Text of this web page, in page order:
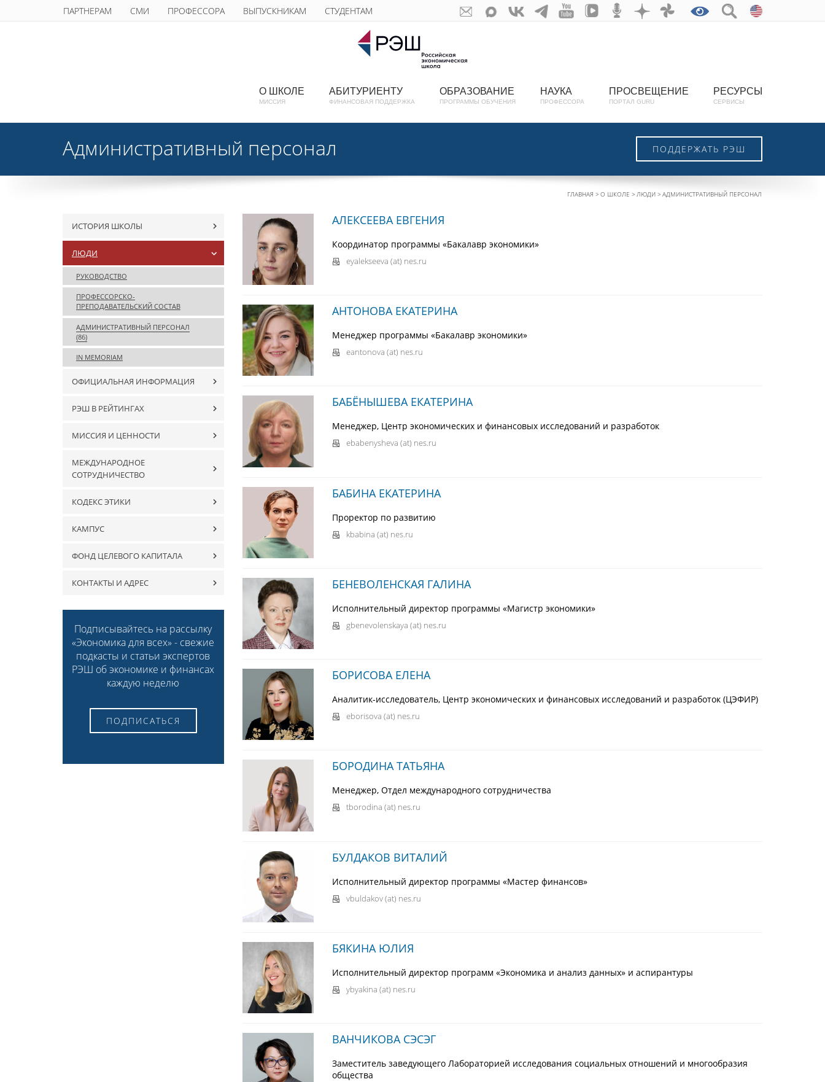
ПАРТНЕРАМ СМИ ПРОФЕССОРА ВЫПУСКНИКАМ СТУДЕНТАМ
О ШКОЛЕ
МИССИЯ
АБИТУРИЕНТУ
ФИНАНСОВАЯ ПОДДЕРЖКА
ОБРАЗОВАНИЕ
ПРОГРАММЫ ОБУЧЕНИЯ
НАУКА
ПРОФЕССОРА
ПРОСВЕЩЕНИЕ
ПОРТАЛ GURU
РЕСУРСЫ
СЕРВИСЫ
Административный персонал ПОДДЕРЖАТЬ РЭШ
ГЛАВНАЯ О ШКОЛЕ ЛЮДИ АДМИНИСТРАТИВНЫЙ ПЕРСОНАЛ
АЛЕКСЕЕВА ЕВГЕНИЯ
Координатор программы «Бакалавр экономики»
eyalekseeva (at) nes.ru
АНТОНОВА ЕКАТЕРИНА
Менеджер программы «Бакалавр экономики»
eantonova (at) nes.ru
БАБЁНЫШЕВА ЕКАТЕРИНА
Менеджер, Центр экономических и финансовых исследований и разработок
ebabenysheva (at) nes.ru
БАБИНА ЕКАТЕРИНА
Проректор по развитию
kbabina (at) nes.ru
БЕНЕВОЛЕНСКАЯ ГАЛИНА
Исполнительный директор программы «Магистр экономики»
gbenevolenskaya (at) nes.ru
БОРИСОВА ЕЛЕНА
Аналитик-исследователь, Центр экономических и финансовых исследований и разработок (ЦЭФИР)
eborisova (at) nes.ru
БОРОДИНА ТАТЬЯНА
Менеджер, Отдел международного сотрудничества
tborodina (at) nes.ru
БУЛДАКОВ ВИТАЛИЙ
Исполнительный директор программы «Мастер финансов»
vbuldakov (at) nes.ru
БЯКИНА ЮЛИЯ
Исполнительный директор программ «Экономика и анализ данных» и аспирантуры
ybyakina (at) nes.ru
ВАНЧИКОВА СЭСЭГ
Заместитель заведующего Лабораторией исследования социальных отношений и многообразия
общества
ИСТОРИЯ ШКОЛЫ
ЛЮДИ
РУКОВОДСТВО
ПРОФЕССОРСКО-
ПРЕПОДАВАТЕЛЬСКИЙ СОСТАВ
АДМИНИСТРАТИВНЫЙ ПЕРСОНАЛ
(86)
IN MEMORIAM
ОФИЦИАЛЬНАЯ ИНФОРМАЦИЯ
РЭШ В РЕЙТИНГАХ
МИССИЯ И ЦЕННОСТИ
МЕЖДУНАРОДНОЕ
СОТРУДНИЧЕСТВО
КОДЕКС ЭТИКИ
КАМПУС
ФОНД ЦЕЛЕВОГО КАПИТАЛА
КОНТАКТЫ И АДРЕС
Подписывайтесь на рассылку
«Экономика для всех» - свежие
подкасты и статьи экспертов
РЭШ об экономике и финансах
каждую неделю
ПОДПИСАТЬСЯ